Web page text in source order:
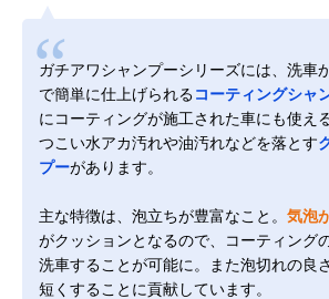
ガチアワシャンプーシリーズには、洗車
で簡単に仕上げられるコーティングシャ
にコーティングが施工された車にも使え
つこい水アカ汚れや油汚れなどを落とす
プーがあります。
主な特徴は、泡立ちが豊富なこと。 気泡
がクッションとなるので、コーティング
洗車することが可能に。また泡切れの良
短くすることに貢献しています。